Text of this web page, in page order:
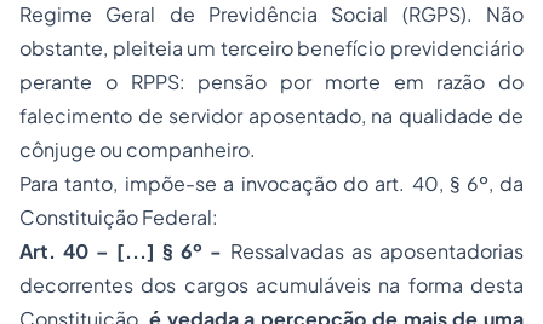
Regime Geral de Previdência Social (RGPS). Não
obstante, pleiteia um terceiro benefício previdenciário
perante o RPPS: pensão por morte em razão do
falecimento de servidor aposentado, na qualidade de
cônjuge ou companheiro.
Para tanto, impõe-se a invocação do art. 40, § 6º, da
Constituição Federal:
Art. 40 – [...] § 6º - Ressalvadas as aposentadorias
decorrentes dos cargos acumuláveis na forma desta